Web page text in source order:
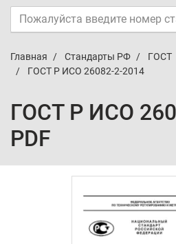
Главная Стандарты РФ
ГОСТ
ГОСТ Р ИСО 26082-2-2014
ГОСТ Р ИСО
PDF